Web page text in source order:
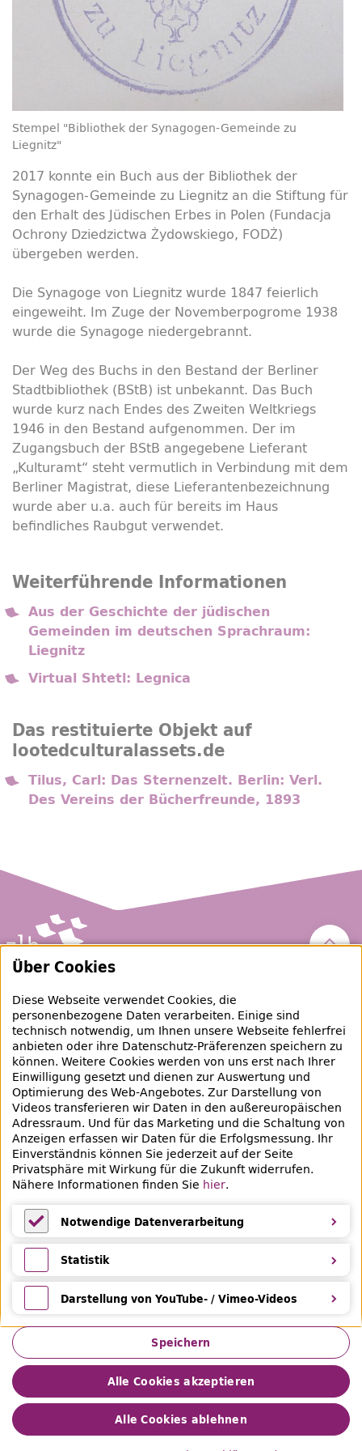
Stempel "Bibliothek der Synagogen-Gemeinde zu
Liegnitz"
2017 konnte ein Buch aus der Bibliothek der
Synagogen-Gemeinde zu Liegnitz an die Stiftung für
den Erhalt des Jüdischen Erbes in Polen (Fundacja
Ochrony Dziedzictwa Żydowskiego, FODŻ)
übergeben werden.
Die Synagoge von Liegnitz wurde 1847 feierlich
eingeweiht. Im Zuge der Novemberpogrome 1938
wurde die Synagoge niedergebrannt.
Der Weg des Buchs in den Bestand der Berliner
Stadtbibliothek (BStB) ist unbekannt. Das Buch
wurde kurz nach Endes des Zweiten Weltkriegs
1946 in den Bestand aufgenommen. Der im
Zugangsbuch der BStB angegebene Lieferant
„Kulturamt“ steht vermutlich in Verbindung mit dem
Berliner Magistrat, diese Lieferantenbezeichnung
wurde aber u.a. auch für bereits im Haus
befindliches Raubgut verwendet.
Weiterführende Informationen
Aus der Geschichte der jüdischen
Gemeinden im deutschen Sprachraum:
Liegnitz
Virtual Shtetl: Legnica
Das restituierte Objekt auf
lootedculturalassets.de
Tilus, Carl: Das Sternenzelt. Berlin: Verl.
Des Vereins der Bücherfreunde, 1893
Zentral- und Landesbibliothek Berlin
raubgut@zlb.de
+49 30 90226-733
Social-Media Kanäle der ZLB
Facebook Mastodon Instagram
Bereich Provenienzforschung
Breite Straße 30-36
10178 Berlin
Datenschutz Impressum
Über Cookies
Diese Webseite verwendet Cookies, die
personenbezogene Daten verarbeiten. Einige sind
technisch notwendig, um Ihnen unsere Webseite fehlerfrei
anbieten oder ihre Datenschutz-Präferenzen speichern zu
können. Weitere Cookies werden von uns erst nach Ihrer
Einwilligung gesetzt und dienen zur Auswertung und
Optimierung des Web-Angebotes. Zur Darstellung von
Videos transferieren wir Daten in den außereuropäischen
Adressraum. Und für das Marketing und die Schaltung von
Anzeigen erfassen wir Daten für die Erfolgsmessung. Ihr
Einverständnis können Sie jederzeit auf der Seite
Privatsphäre mit Wirkung für die Zukunft widerrufen.
Nähere Informationen finden Sie hier.
Notwendige Datenverarbeitung
Notwendige Datenverarbeitung
Statistik
StatistikDarstellung von YouTube- / Vimeo-Videos
Darstellung von YouTube- / Vimeo-Videos
Speichern
Alle Cookies akzeptieren
Alle Cookies ablehnen